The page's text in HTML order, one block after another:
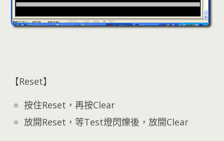
【Reset】
按住Reset，再按Clear
放開Reset，等Test燈閃爍後，放開Clear